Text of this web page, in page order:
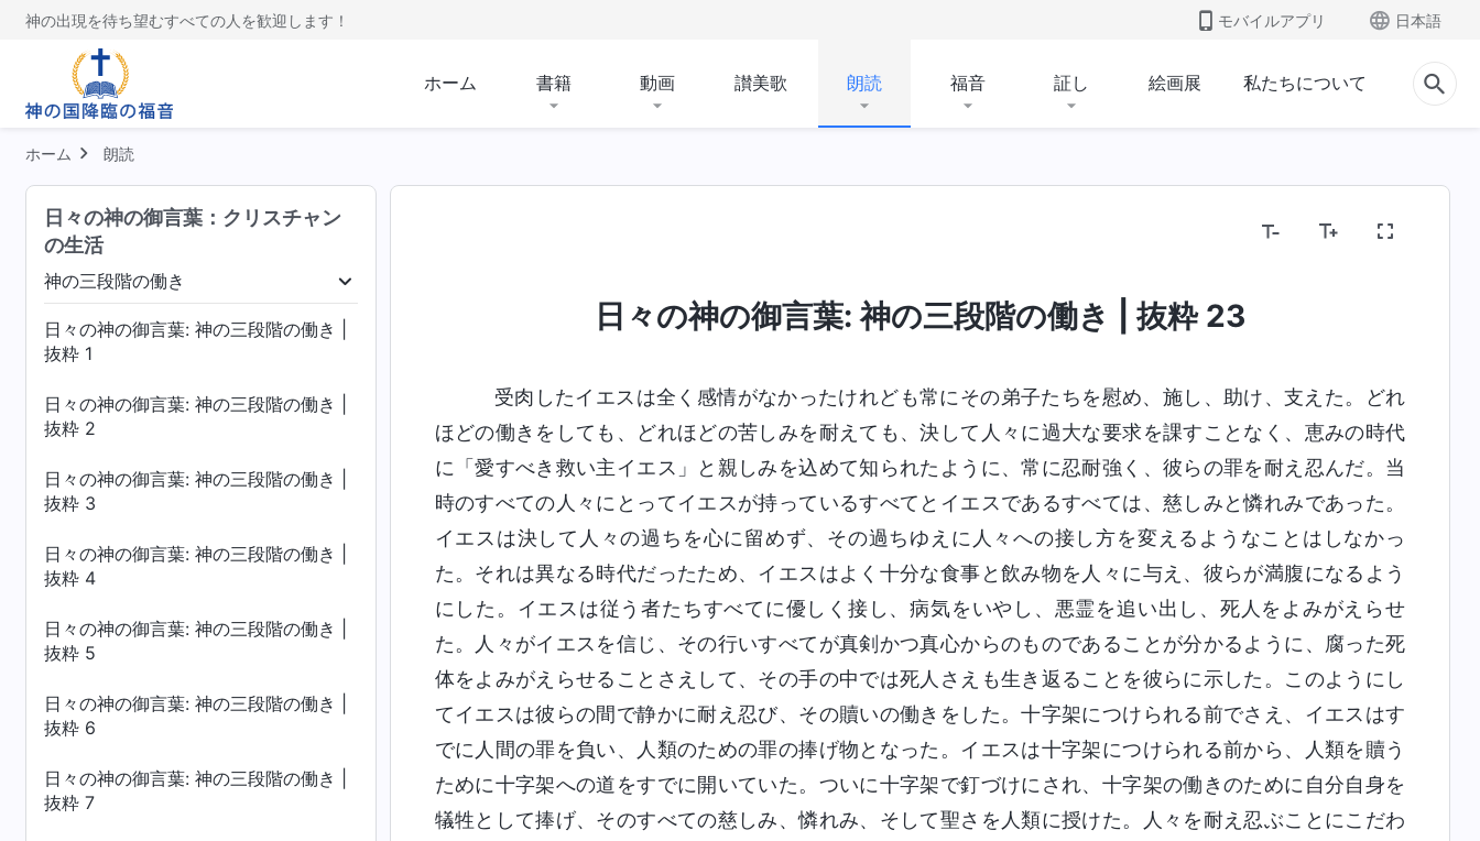
神の出現を待ち望むすべての人を歓迎します！ モバイルアプリ 日本語
ホーム 書籍 動画 讃美歌 朗読 福音 証し 絵画展 私たちについて
ホーム 朗読
日々の神の御言葉：クリスチャン
の生活
神の三段階の働き
神の三段階の働き 神の出現と働き 終わりの日における裁き 受肉 神の働きを認識する 神の性質、および神が所有するものと神そのもの
日々の神の御言葉: 神の三段階の働き |
抜粋 1
日々の神の御言葉: 神の三段階の働き |
抜粋 2
日々の神の御言葉: 神の三段階の働き |
抜粋 3
日々の神の御言葉: 神の三段階の働き |
抜粋 4
日々の神の御言葉: 神の三段階の働き |
抜粋 5
日々の神の御言葉: 神の三段階の働き |
抜粋 6
日々の神の御言葉: 神の三段階の働き |
抜粋 7
日々の神の御言葉: 神の三段階の働き | 抜粋 23
受肉したイエスは全く感情がなかったけれども常にその弟子たちを慰め、施し、助け、支えた。どれ
ほどの働きをしても、どれほどの苦しみを耐えても、決して人々に過大な要求を課すことなく、恵みの時代
に「愛すべき救い主イエス」と親しみを込めて知られたように、常に忍耐強く、彼らの罪を耐え忍んだ。当
時のすべての人々にとってイエスが持っているすべてとイエスであるすべては、慈しみと憐れみであった。
イエスは決して人々の過ちを心に留めず、その過ちゆえに人々への接し方を変えるようなことはしなかっ
た。それは異なる時代だったため、イエスはよく十分な食事と飲み物を人々に与え、彼らが満腹になるよう
にした。イエスは従う者たちすべてに優しく接し、病気をいやし、悪霊を追い出し、死人をよみがえらせ
た。人々がイエスを信じ、その行いすべてが真剣かつ真心からのものであることが分かるように、腐った死
体をよみがえらせることさえして、その手の中では死人さえも生き返ることを彼らに示した。このようにし
てイエスは彼らの間で静かに耐え忍び、その贖いの働きをした。十字架につけられる前でさえ、イエスはす
でに人間の罪を負い、人類のための罪の捧げ物となった。イエスは十字架につけられる前から、人類を贖う
ために十字架への道をすでに開いていた。ついに十字架で釘づけにされ、十字架の働きのために自分自身を
犠牲として捧げ、そのすべての慈しみ、憐れみ、そして聖さを人類に授けた。人々を耐え忍ぶことにこだわ